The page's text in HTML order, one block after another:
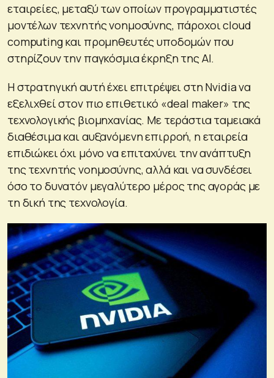
εταιρείες, μεταξύ των οποίων προγραμματιστές
μοντέλων τεχνητής νοημοσύνης, πάροχοι cloud
computing και προμηθευτές υποδομών που
στηρίζουν την παγκόσμια έκρηξη της AI.
Η στρατηγική αυτή έχει επιτρέψει στη Nvidia να
εξελιχθεί στον πιο επιθετικό «deal maker» της
τεχνολογικής βιομηχανίας. Με τεράστια ταμειακά
διαθέσιμα και αυξανόμενη επιρροή, η εταιρεία
επιδιώκει όχι μόνο να επιταχύνει την ανάπτυξη
της τεχνητής νοημοσύνης, αλλά και να συνδέσει
όσο το δυνατόν μεγαλύτερο μέρος της αγοράς με
τη δική της τεχνολογία.